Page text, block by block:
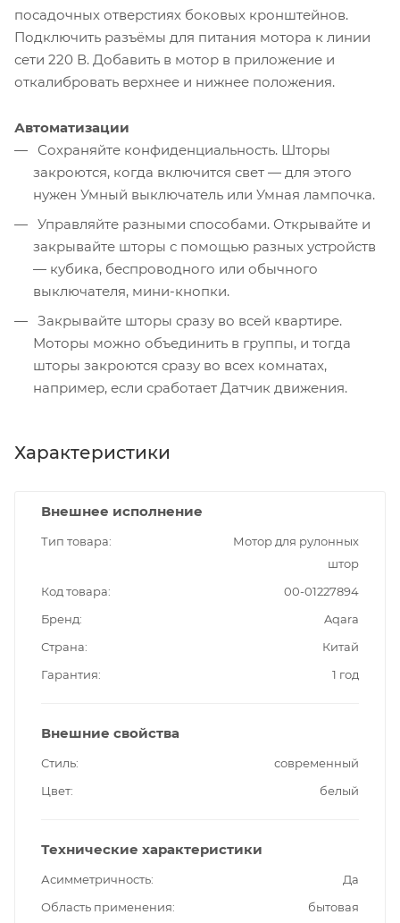
посадочных отверстиях боковых кронштейнов.
Подключить разъёмы для питания мотора к линии
сети 220 В. Добавить в мотор в приложение и
откалибровать верхнее и нижнее положения.
Автоматизации
Сохраняйте конфиденциальность. Шторы
закроются, когда включится свет — для этого
нужен Умный выключатель или Умная лампочка.
Управляйте разными способами. Открывайте и
закрывайте шторы с помощью разных устройств
— кубика, беспроводного или обычного
выключателя, мини-кнопки.
Закрывайте шторы сразу во всей квартире.
Моторы можно объединить в группы, и тогда
шторы закроются сразу во всех комнатах,
например, если сработает Датчик движения.
Характеристики
Внешнее исполнение
Тип товара
Мотор для рулонных
штор
Код товара
00-01227894
Бренд
Aqara
Страна
Китай
Гарантия
1 год
Внешние свойства
Стиль
современный
Цвет
белый
Технические характеристики
Асимметричность
Да
Область применения
бытовая